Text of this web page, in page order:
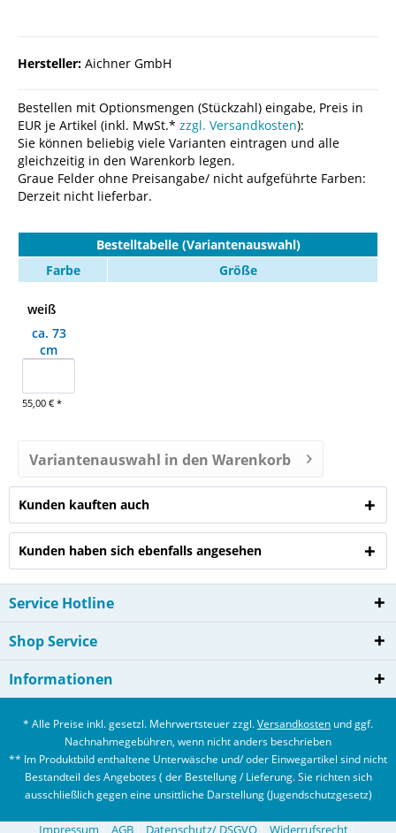
Hersteller: Aichner GmbH
Bestellen mit Optionsmengen (Stückzahl) eingabe, Preis in
EUR je Artikel (inkl. MwSt.* zzgl. Versandkosten):
Sie können beliebig viele Varianten eintragen und alle
gleichzeitig in den Warenkorb legen.
Graue Felder ohne Preisangabe/ nicht aufgeführte Farben:
Derzeit nicht lieferbar.
Bestelltabelle (Variantenauswahl)
Farbe
Größe
weiß
ca. 73
cm
55,00 € *
Variantenauswahl in den Warenkorb
Kunden kauften auch
Kunden haben sich ebenfalls angesehen
Service Hotline
Shop Service
Informationen
* Alle Preise inkl. gesetzl. Mehrwertsteuer zzgl.Versandkosten und ggf.
Nachnahmegebühren, wenn nicht anders beschrieben
** Im Produktbild enthaltene Unterwäsche und/ oder Einwegartikel sind nicht
Bestandteil des Angebotes ( der Bestellung / Lieferung. Sie richten sich
ausschließlich gegen eine unsittliche Darstellung (Jugendschutzgesetz)